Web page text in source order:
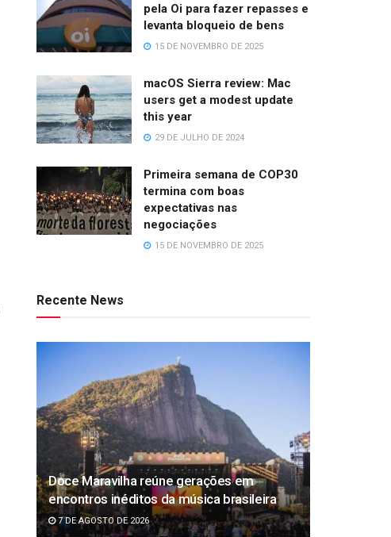
pela Oi para fazer repasses e
levanta bloqueio de bens
15 DE NOVEMBRO DE 2025
macOS Sierra review: Mac
users get a modest update
this year
29 DE JULHO DE 2024
Primeira semana de COP30
termina com boas
expectativas nas
negociações
15 DE NOVEMBRO DE 2025
Recente News
Doce Maravilha reúne gerações em
encontros inéditos da música brasileira
7 DE AGOSTO DE 2026